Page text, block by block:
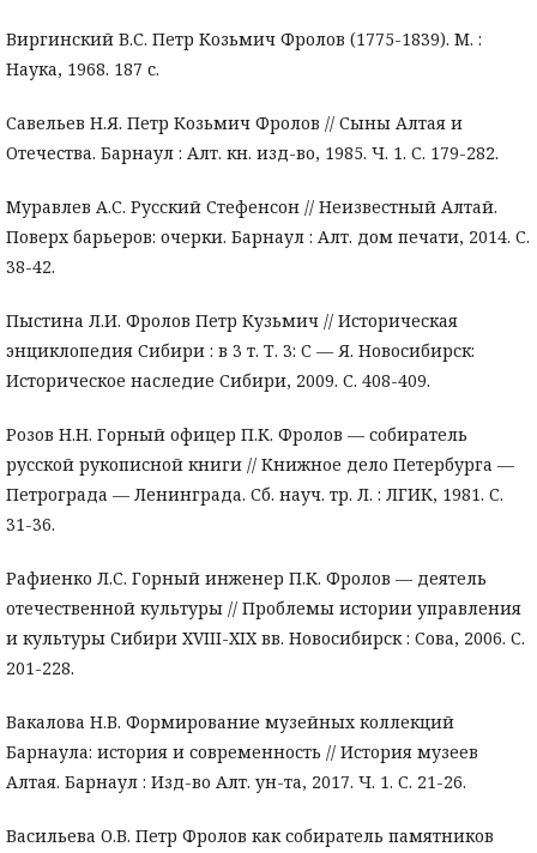
Виргинский В.С. Петр Козьмич Фролов (1775-1839). М. :
Наука, 1968. 187 с.
Савельев Н.Я. Петр Козьмич Фролов // Сыны Алтая и
Отечества. Барнаул : Алт. кн. изд-во, 1985. Ч. 1. С. 179-282.
Муравлев А.С. Русский Стефенсон // Неизвестный Алтай.
Поверх барьеров: очерки. Барнаул : Алт. дом печати, 2014. С.
38-42.
Пыстина Л.И. Фролов Петр Кузьмич // Историческая
энциклопедия Сибири : в 3 т. Т. 3: С — Я. Новосибирск:
Историческое наследие Сибири, 2009. С. 408-409.
Розов Н.Н. Горный офицер П.К. Фролов — собиратель
русской рукописной книги // Книжное дело Петербурга —
Петрограда — Ленинграда. Сб. науч. тр. Л. : ЛГИК, 1981. С.
31-36.
Рафиенко Л.С. Горный инженер П.К. Фролов — деятель
отечественной культуры // Проблемы истории управления
и культуры Сибири XVIII-XIX вв. Новосибирск : Сова, 2006. С.
201-228.
Вакалова Н.В. Формирование музейных коллекций
Барнаула: история и современность // История музеев
Алтая. Барнаул : Изд-во Алт. ун-та, 2017. Ч. 1. С. 21-26.
Васильева О.В. Петр Фролов как собиратель памятников